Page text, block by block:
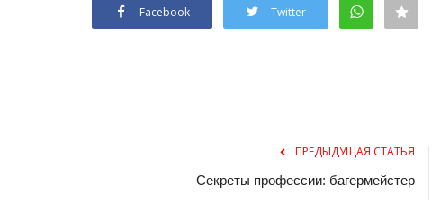
Facebook Twitter
ПРЕДЫДУЩАЯ СТАТЬЯ
Секреты профессии: багермейстер